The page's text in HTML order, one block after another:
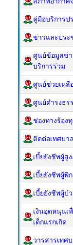
คู่มือบริการป
ข่าวและปร
ศูนย์ข้อมูลข่า
บริการร่วม
ศูนย์ช่วยเหลื
ศูนย์ดำรงธร
ช่องทางร้อง
ติดต่อเทศบาล
เบี้ยยังชีพผู้สู
เบี้ยยังชีพผู้พิ
เบี้ยยังชีพผู้ป่
เงินอุดหนุนเ
เด็กแรกเกิด
วารสารเทศ